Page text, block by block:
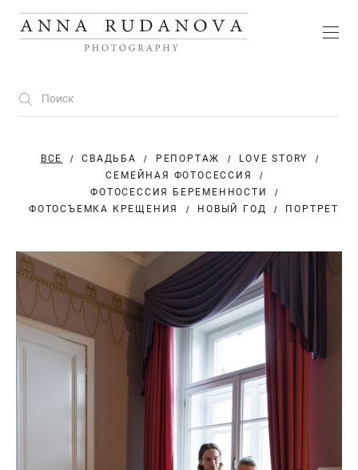
ВСЕ СВАДЬБА РЕПОРТАЖ
LOVE STORY
СЕМЕЙНАЯ ФОТОСЕССИЯ
ФОТОСЕССИЯ БЕРЕМЕННОСТИ
ФОТОСЪЕМКА КРЕЩЕНИЯ
НОВЫЙ ГОД ПОРТРЕТ